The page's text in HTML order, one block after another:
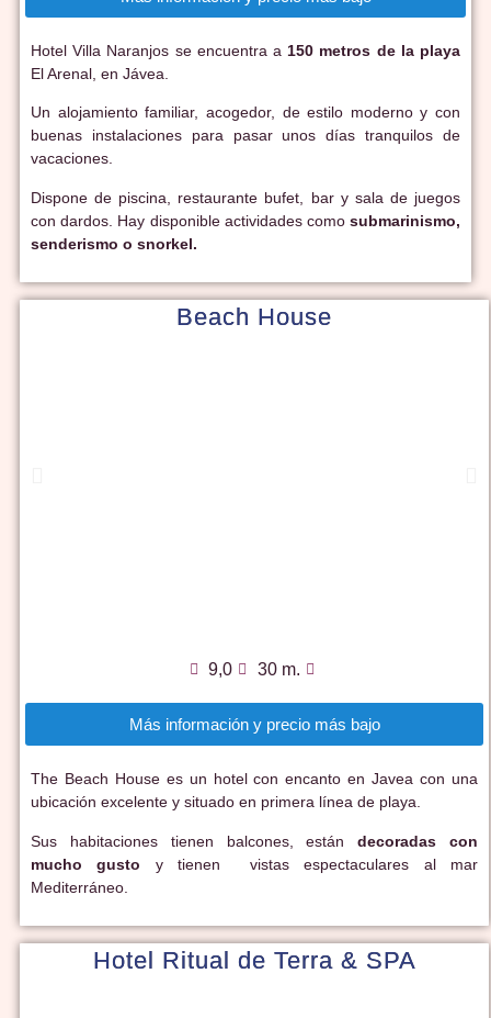
Hotel Villa Naranjos se encuentra a 150 metros de la playa
El Arenal, en Jávea.
Un alojamiento familiar, acogedor, de estilo moderno y con
buenas instalaciones para pasar unos días tranquilos de
vacaciones.
Dispone de piscina, restaurante bufet, bar y sala de juegos
con dardos. Hay disponible actividades como submarinismo,
senderismo o snorkel.
Beach House
9,0 30 m.
Más información y precio más bajo
The Beach House es un hotel con encanto en Javea con una
ubicación excelente y situado en primera línea de playa.
Sus habitaciones tienen balcones, estándecoradas con
mucho gusto y tienen vistas espectaculares al mar
Mediterráneo.
Hotel Ritual de Terra & SPA